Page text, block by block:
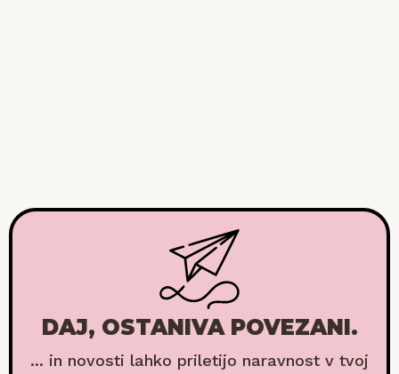
DAJ, OSTANIVA POVEZANI.
... in novosti lahko priletijo naravnost v tvoj